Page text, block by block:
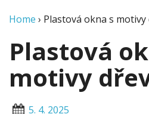
Home › Plastová okna s motivy
Plastová
motivy
5. 4. 2025